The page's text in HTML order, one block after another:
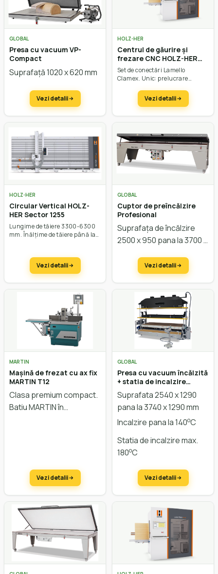
GLOBAL
Presa cu vacuum VP-
Compact
Suprafață 1020 x 620 mm
Vezi detalii
HOLZ-HER
Centrul de găurire și
frezare CNC HOLZ-HER
Evolution 7405 4mat
Connect
Set de conectări Lamello
Clamex. Unic: prelucrare
vacuum. Agregat de găurire și
frezare în dotarea standard.
Vezi detalii
HOLZ-HER
Circular Vertical HOLZ-
HER Sector 1255
Lungime de tăiere 3300-6300
mm. Înălțime de tăiere până la
SuperCut.
Vezi detalii
GLOBAL
Cuptor de preîncălzire
Profesional
Suprafața de încălzire
2500 x 950 pana la 3700 x
Vezi detalii
MARTIN
Mașină de frezat cu ax fix
MARTIN T12
Clasa premium compact.
Batiu MARTIN în
Vezi detalii
GLOBAL
Presa cu vacuum încălzită
+ statia de incalzire
Sprinter Duo Industrial
Suprafata 2540 x 1290
pana la 3740 x 1290 mm
Incalzire pana la 140oC
Statia de incalzire max.
180oC
Vezi detalii